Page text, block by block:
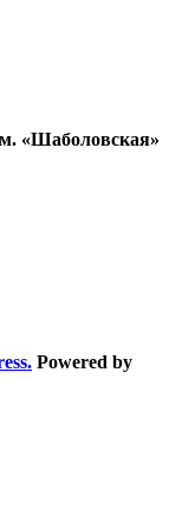
«Шаболовская»
Powered by